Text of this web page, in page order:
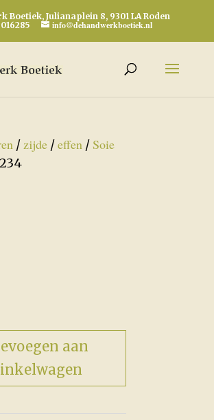
Boetiek, Julianaplein 8, 9301 LA Roden
info@dehandwerkboetiek.nl
/zijde/effen/ Soie
aan